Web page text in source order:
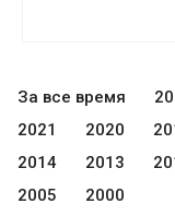
За все время
2021
2020
2014
2013
2005
2000